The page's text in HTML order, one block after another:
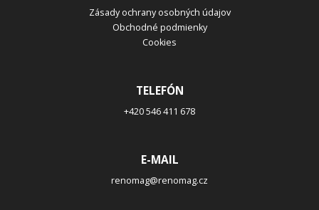
Zásady ochrany osobných údajov
Obchodné podmienky
Cookies
TELEFÓN
+420 546 411 678
E-MAIL
renomag@renomag.cz